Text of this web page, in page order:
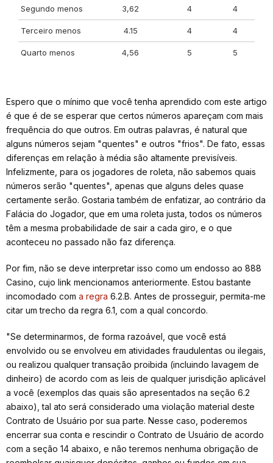
Segundo menos 3,62 4 4
Terceiro menos 4.15 4 4
Quarto menos 4,56 5 5
Espero que o mínimo que você tenha aprendido com este artigo
é que é de se esperar que certos números apareçam com mais
frequência do que outros. Em outras palavras, é natural que
alguns números sejam "quentes" e outros "frios". De fato, essas
diferenças em relação à média são altamente previsíveis.
Infelizmente, para os jogadores de roleta, não sabemos quais
números serão "quentes", apenas que alguns deles quase
certamente serão. Gostaria também de enfatizar, ao contrário da
Falácia do Jogador, que em uma roleta justa, todos os números
têm a mesma probabilidade de sair a cada giro, e o que
aconteceu no passado não faz diferença.
Por fim, não se deve interpretar isso como um endosso ao 888
Casino, cujo link mencionamos anteriormente. Estou bastante
incomodado com a regra 6.2.B. Antes de prosseguir, permita-me
citar um trecho da regra 6.1, com a qual concordo.
"Se determinarmos, de forma razoável, que você está
envolvido ou se envolveu em atividades fraudulentas ou ilegais,
ou realizou qualquer transação proibida (incluindo lavagem de
dinheiro) de acordo com as leis de qualquer jurisdição aplicável
a você (exemplos das quais são apresentados na seção 6.2
abaixo), tal ato será considerado uma violação material deste
Contrato de Usuário por sua parte. Nesse caso, poderemos
encerrar sua conta e rescindir o Contrato de Usuário de acordo
com a seção 14 abaixo, e não teremos nenhuma obrigação de